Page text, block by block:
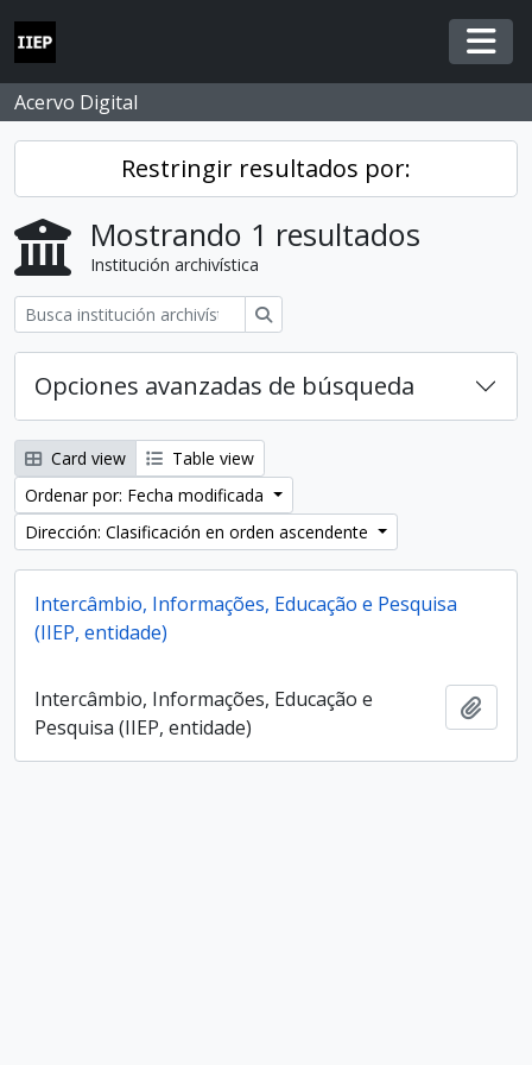
Skip to main content
Acervo Digital
Restringir resultados por:
Mostrando 1 resultados
Institución archivística
Opciones avanzadas de búsqueda
Card view
Table view
Ordenar por: Fecha modificada
Dirección: Clasificación en orden ascendente
Intercâmbio, Informações, Educação e Pesquisa
(IIEP, entidade)
Intercâmbio, Informações, Educação e
Pesquisa (IIEP, entidade)